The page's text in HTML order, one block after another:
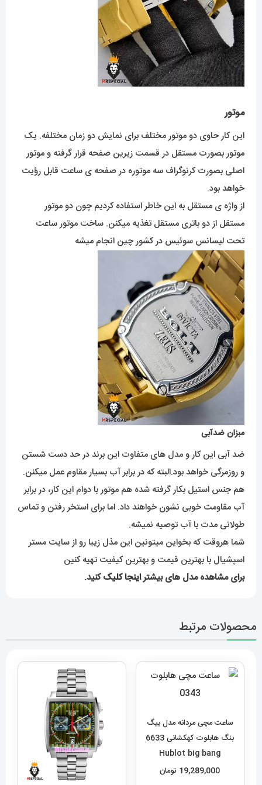
موتور
این کار حاوی دو موتور مختلف برای نمایش دو زمان مختلفه. یک
موتور بصورت مستقل در قسمت زیرین صفحه قرار گرفته و موتور
اصلی بصورت کرنوگراف سه موتوره در صفحه ی ساعت قابل رؤیت
خواهد بود.
از واژه ی مستقل به این خاطر استفاده کردیم چون دو موتور
مستقل از دو باتری مستقل تغذیه میکنن. ساخت موتور ساعت
تحت لیسانس سوئیس در کشور چین انجام میشه
مبزان ضدآبی
ضد آبی این کار و مدل های متفاوت این برند در حد دست شستن
و روزمرگی خواهد بود.البته که در برابر آب بسیار مقاوم عمل میکنن.
هم جنس استیل بکار گرفته شده هم موتور با دوام این کار، در برابر
آب مقاومت خوبی نشون خواهند داد. اما برای استخر رفتن و تماس
طولانی مدت با آب توصیه نمیشه.
شما هروقت که بخواین میتونین این مذل زیبا رو از سایت مستر
اسپشیال با بهترین قیمت و بهترین کیفیت تهیه کنین
برای مشاهده مدل های بیشتراینجا کلیککنید.
محصولات مرتبط
ساعت مچی مردانه مدل بیگ
بنگ هابلوت کهکشانی 6633
Hublot big bang
19,289,000 تومان